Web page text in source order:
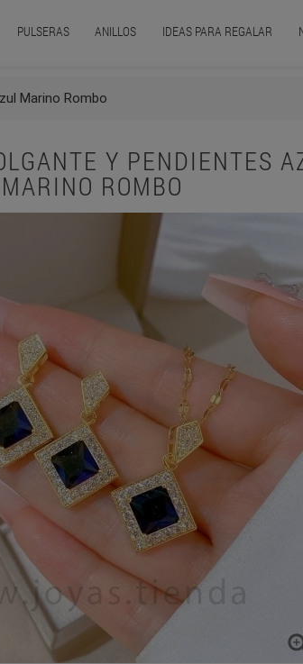
PULSERAS ANILLOS IDEAS PARA REGALAR
Marino Rombo
Y PENDIENTES
MARINO ROMBO